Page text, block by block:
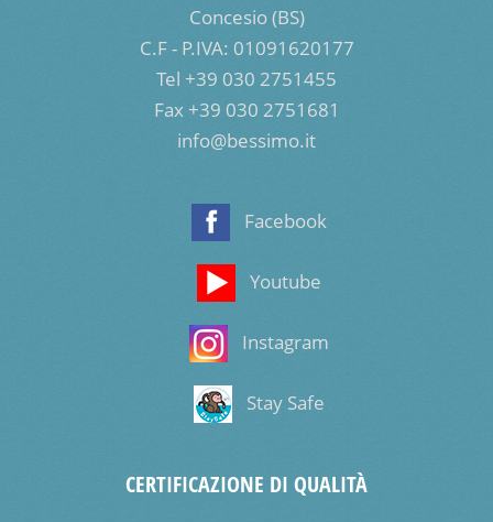
Concesio (BS)
C.F - P.IVA: 01091620177
Tel +39 030 2751455
Fax +39 030 2751681
info@bessimo.it
Facebook
Youtube
Instagram
Stay Safe
CERTIFICAZIONE DI QUALITÀ